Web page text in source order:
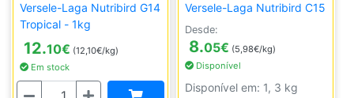
Versele-Laga Nutribird G14
Tropical - 1kg
12.10€ (12,10€/kg)
Em stock
Quantidade
Versele-Laga Nutribird C15
Desde:
8.05€ (5,98€/kg)
Disponível
Disponível em: 1, 3 kg